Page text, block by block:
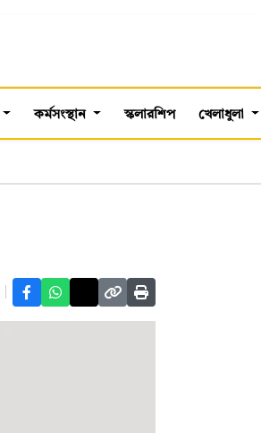
কর্মসংস্থান স্কলারশিপ খেলাধুলা